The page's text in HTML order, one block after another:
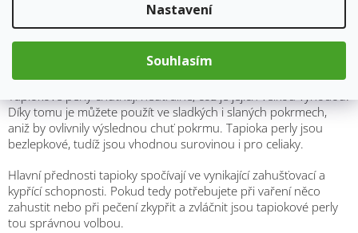
Nastavení
Souhlasím
ideální pro lidi s trávicími potížemi. Je téměř bez alergenů,
obsahuje jednoduché sacharidy a má velmi výživnou hodnotu.
Obsahuje vitamín B, kyselinu listovou, fosfor, magnézium,
vápník, draslík, vlákninu a železo.
Díky tomu je můžete použít ve sladkých i slaných pokrmech,
aniž by ovlivnily výslednou chuť pokrmu. Tapioka perly jsou
bezlepkové, tudíž jsou vhodnou surovinou i pro celiaky.
Hlavní přednosti tapioky spočívají ve vynikající zahušťovací a
kypřící schopnosti. Pokud tedy potřebujete při vaření něco
zahustit nebo při pečení zkypřit a zvláčnit jsou tapiokové perly
tou správnou volbou.